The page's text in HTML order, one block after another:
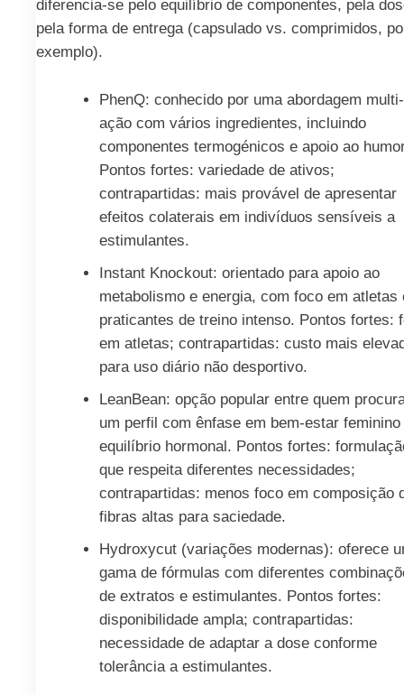
diferencia-se pelo equilíbrio de componentes, pela
pela forma de entrega (capsulado vs. comprimidos,
exemplo).
PhenQ: conhecido por uma abordagem multi-
ação com vários ingredientes, incluindo
componentes termogénicos e apoio ao
Pontos fortes: variedade de ativos;
contrapartidas: mais provável de apresentar
efeitos colaterais em indivíduos sensíveis a
estimulantes.
Instant Knockout: orientado para apoio ao
metabolismo e energia, com foco em atletas
praticantes de treino intenso. Pontos fortes:
em atletas; contrapartidas: custo mais
para uso diário não desportivo.
LeanBean: opção popular entre quem
um perfil com ênfase em bem-estar feminino
equilíbrio hormonal. Pontos fortes:
que respeita diferentes necessidades;
contrapartidas: menos foco em composição
fibras altas para saciedade.
Hydroxycut (variações modernas): oferece
gama de fórmulas com diferentes
de extratos e estimulantes. Pontos fortes:
disponibilidade ampla; contrapartidas:
necessidade de adaptar a dose conforme
tolerância a estimulantes.